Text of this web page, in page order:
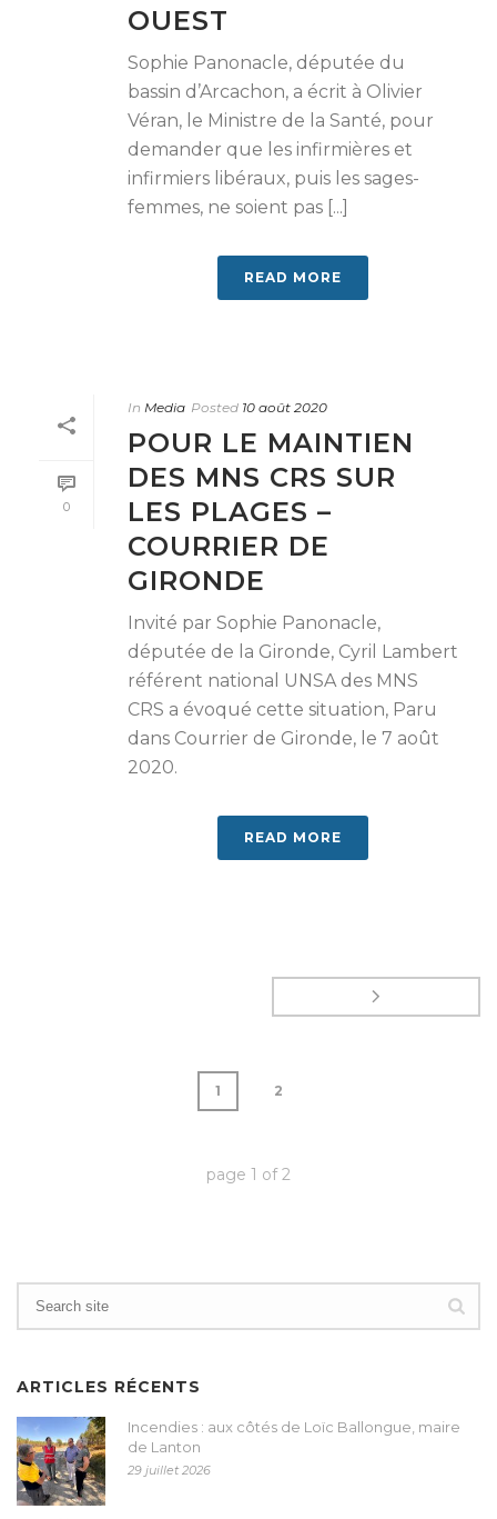
OUEST
Sophie Panonacle, députée du
bassin d’Arcachon, a écrit à Olivier
Véran, le Ministre de la Santé, pour
demander que les infirmières et
infirmiers libéraux, puis les sages-
femmes, ne soient pas [...]
READ MORE
0
In Media Posted 10 août 2020
POUR LE MAINTIEN
DES MNS CRS SUR
LES PLAGES –
COURRIER DE
GIRONDE
Invité par Sophie Panonacle,
députée de la Gironde, Cyril Lambert
référent national UNSA des MNS
CRS a évoqué cette situation, Paru
dans Courrier de Gironde, le 7 août
2020.
READ MORE
1 2
page 1 of2
ARTICLES RÉCENTS
Incendies : aux côtés de Loïc Ballongue, maire
de Lanton
29 juillet 2026